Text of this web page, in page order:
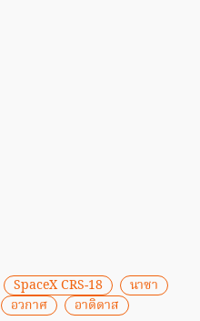
SpaceX CRS-18
นาซา
อวกาศ อาดิดาส